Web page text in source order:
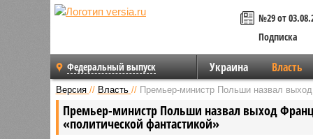
№29 от
Подписка
Федеральный выпуск Украина Власть
Версия // Власть // Премьер-министр Польши назвал
Премьер-министр Польши назвал выход
«политической фантастикой»